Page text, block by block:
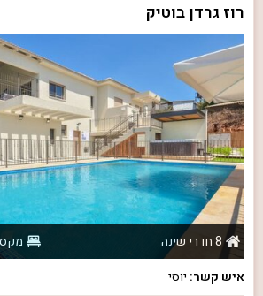
רוז גרדן בוטיק
8 חדרי שינה
איש קשר: יוסי